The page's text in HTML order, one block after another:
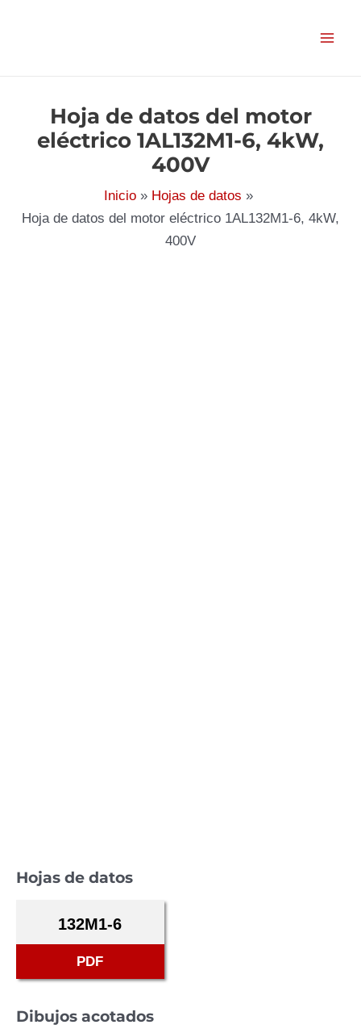
Hoja de datos del motor
eléctrico 1AL132M1-6, 4kW,
400V
Inicio
Hojas de datos
Hoja de datos del motor eléctrico 1AL132M1-6, 4kW,
400V
Hojas de datos
132M1-6
PDF
Dibujos acotados